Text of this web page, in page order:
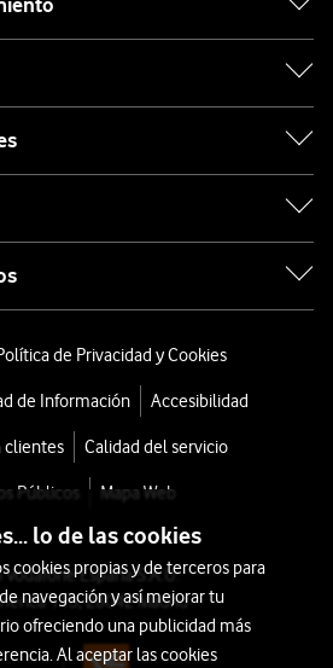
de Privacidad y Cookies
de Información Accesibilidad
clientes Calidad del servicio
Públicos Mapa Web
España S.A.U.
115, 28042 Madrid
lo de las cookies
cookies propias y de terceros para
navegación y así mejorar tu
ofreciendo una publicidad más
Al aceptar las cookies